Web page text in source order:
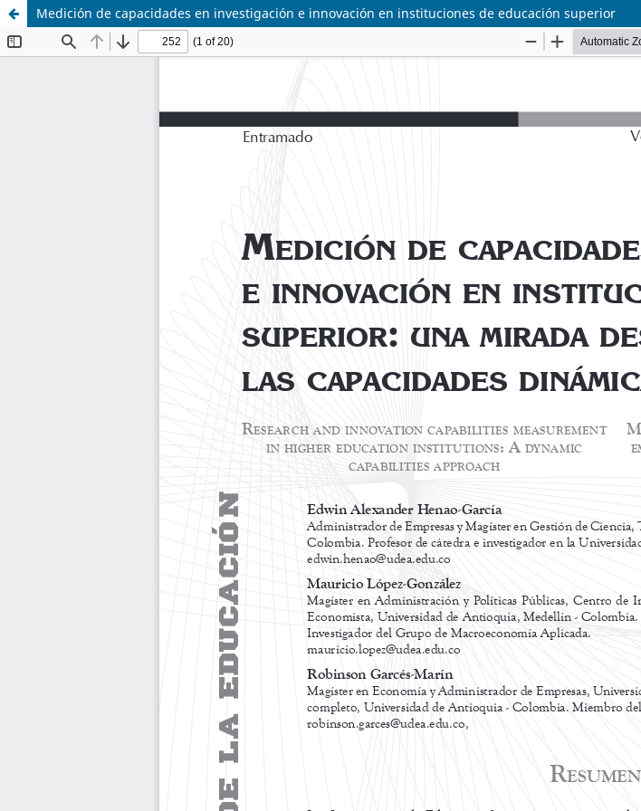
Medición de capacidades en investigación e innovación en instituciones de educación superior